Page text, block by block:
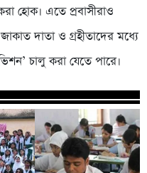
হোক। এতে প্রবাসীরাও
দাতা ও গ্রহীতাদের মধ্যে
চালু করা যেতে পারে।